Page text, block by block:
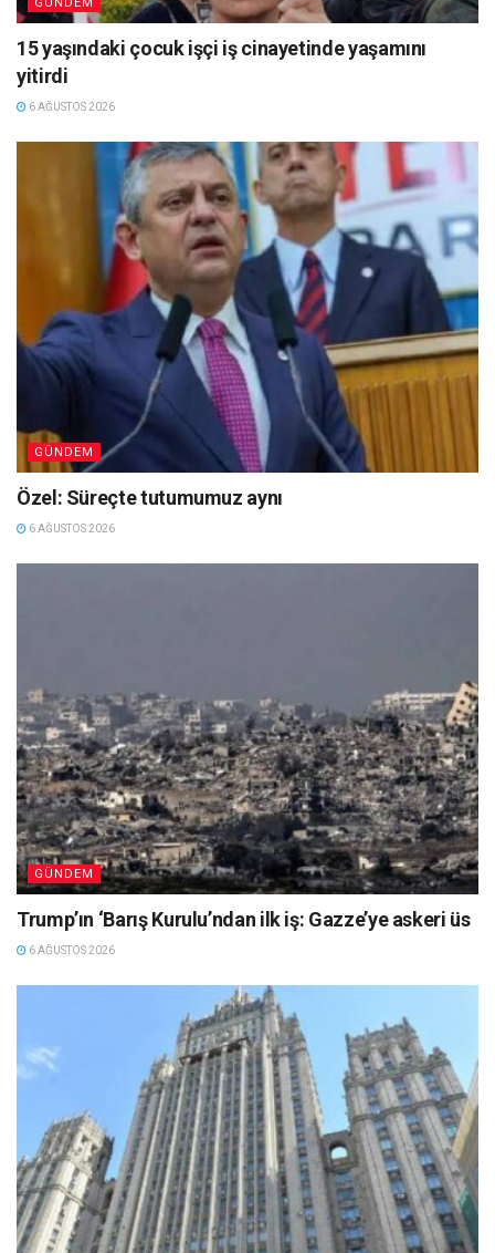
15 yaşındaki çocuk işçi iş cinayetinde yaşamını
yitirdi
6 AĞUSTOS 2026
GÜNDEM
Özel: Süreçte tutumumuz aynı
6 AĞUSTOS 2026
GÜNDEM
Trump’ın ‘Barış Kurulu’ndan ilk iş: Gazze’ye askeri üs
6 AĞUSTOS 2026